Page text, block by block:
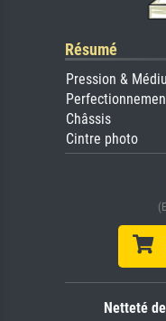
Résumé
Pression &
Châssis
Cintre photo
Netteté